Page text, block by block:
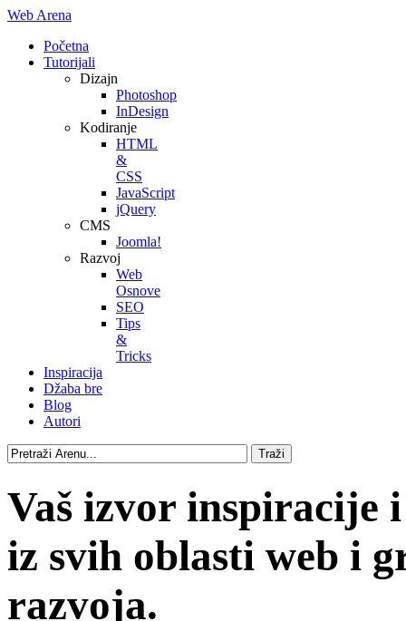
Web Arena
Početna
Tutorijali
Dizajn
Photoshop
InDesign
Kodiranje
HTML
&
CSS
JavaScript
jQuery
CMS
Joomla!
Razvoj
Web
Osnove
SEO
Tips
&
Tricks
Inspiracija
Džaba bre
Blog
Autori
Vaš izvor
iz svih oblasti web i
razvoja.